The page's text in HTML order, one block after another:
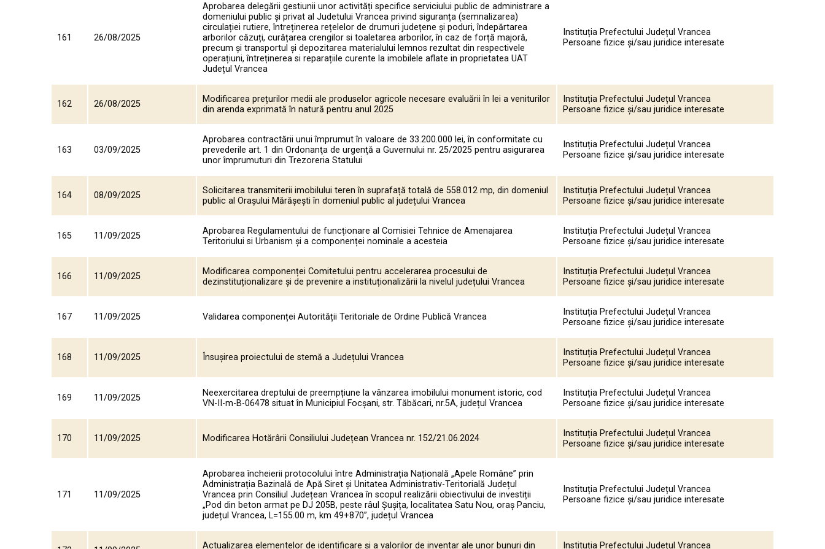
161 26/08/2025
Aprobarea delegării gestiunii unor activități specifice serviciului public de administrare a
domeniului public și privat al Judetului Vrancea privind siguranța (semnalizarea)
circulației rutiere, întreținerea rețelelor de drumuri județene și poduri, îndepărtarea
arborilor căzuți, curățarea crengilor si toaletarea arborilor, în caz de forță majoră,
precum și transportul și depozitarea materialului lemnos rezultat din respectivele
operațiuni, întreținerea si reparațiile curente la imobilele aflate in proprietatea UAT
Județul Vrancea
Instituția Prefectului Județul Vrancea
Persoane fizice și/sau juridice interesate
162 26/08/2025
Modificarea prețurilor medii ale produselor agricole necesare evaluării în lei a veniturilor
din arenda exprimată în natură pentru anul 2025
Instituția Prefectului Județul Vrancea
Persoane fizice și/sau juridice interesate
163 03/09/2025
Aprobarea contractării unui împrumut în valoare de 33.200.000 lei, în conformitate cu
prevederile art. 1 din Ordonanţa de urgenţă a Guvernului nr. 25/2025 pentru asigurarea
unor împrumuturi din Trezoreria Statului
Instituția Prefectului Județul Vrancea
Persoane fizice și/sau juridice interesate
164 08/09/2025
Solicitarea transmiterii imobilului teren în suprafață totală de 558.012 mp, din domeniul
public al Orașului Mărășești în domeniul public al județului Vrancea
Instituția Prefectului Județul Vrancea
Persoane fizice și/sau juridice interesate
165 11/09/2025
Aprobarea Regulamentului de funcționare al Comisiei Tehnice de Amenajarea
Teritoriului si Urbanism și a componenței nominale a acesteia
Instituția Prefectului Județul Vrancea
Persoane fizice și/sau juridice interesate
166 11/09/2025
Modificarea componenței Comitetului pentru accelerarea procesului de
dezinstituționalizare şi de prevenire a instituționalizării la nivelul județului Vrancea
Instituția Prefectului Județul Vrancea
Persoane fizice și/sau juridice interesate
167 11/09/2025 Validarea componenței Autorității Teritoriale de Ordine Publică Vrancea
Instituția Prefectului Județul Vrancea
Persoane fizice și/sau juridice interesate
168 11/09/2025 Însușirea proiectului de stemă a Județului Vrancea
Instituția Prefectului Județul Vrancea
Persoane fizice și/sau juridice interesate
169 11/09/2025
Neexercitarea dreptului de preempțiune la vânzarea imobilului monument istoric, cod
VN-II-m-B-06478 situat în Municipiul Focșani, str. Tăbăcari, nr.5A, județul Vrancea
Instituția Prefectului Județul Vrancea
Persoane fizice și/sau juridice interesate
170 11/09/2025 Modificarea Hotărârii Consiliului Județean Vrancea nr. 152/21.06.2024
Instituția Prefectului Județul Vrancea
Persoane fizice și/sau juridice interesate
171 11/09/2025
Aprobarea încheierii protocolului între Administrația Națională „Apele Române” prin
Administrația Bazinală de Apă Siret și Unitatea Administrativ-Teritorială Județul
Vrancea prin Consiliul Județean Vrancea în scopul realizării obiectivului de investiții
„Pod din beton armat pe DJ 205B, peste râul Șușița, localitatea Satu Nou, oraș Panciu,
județul Vrancea, L=155.00 m, km 49+870”, județul Vrancea
Instituția Prefectului Județul Vrancea
Persoane fizice și/sau juridice interesate
Actualizarea elementelor de identificare și a valorilor de inventar ale unor bunuri din
Instituția Prefectului Județul Vrancea